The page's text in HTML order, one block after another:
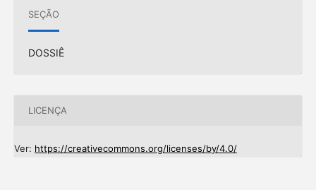
SEÇÃO
DOSSIÊ
LICENÇA
Ver: https://creativecommons.org/licenses/by/4.0/